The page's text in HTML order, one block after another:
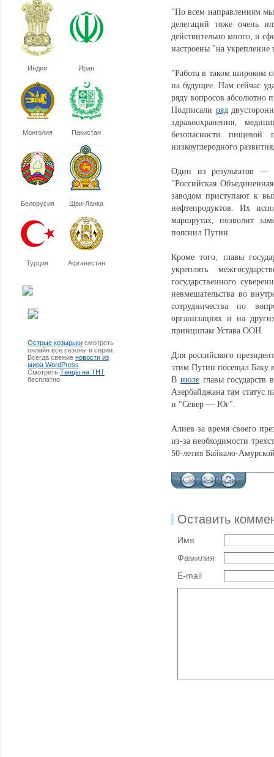
Индия Иран
Монголия Пакистан
Белорусия Шри-Ланка
Турция Афганистан
Острые козырьки смотреть
онлайн все сезоны и серии.
Всегда свежие новости из
мира WordPress
Смотреть Танцы на ТНТ
бесплатно
"По всем направлениям
делегаций тоже очень
действительно много, и
настроены "на
"Работа в таком широком
на будущее. Нам сейчас
ряду вопросов абсолютно
Подписали ряд
здравоохранения,
безопасности
низкоуглеродного
Один из результатов —
"Российская
заводом приступают к
нефтепродуктов. Их
маршрутах, позволит
пояснил Путин.
Кроме того, главы
укреплять
государственного
невмешательства во
сотрудничества по
организациях и на
принципам Устава ООН.
Для российского
этим Путин посещал Баку
В июлеглавы государств
Азербайджана там статус
и "Север — Юг".
Алиев за время своего
из-за необходимости
50-летия Байкало-
Оставить
Имя
Фамилия
E-mail